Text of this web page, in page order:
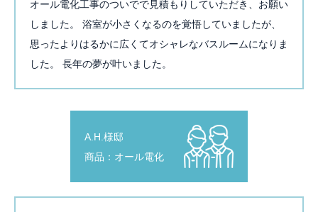
オール電化工事のついでで見積もりしていただき、お願い
しました。 浴室が小さくなるのを覚悟していましたが、
思ったよりはるかに広くてオシャレなバスルームになりま
した。 長年の夢が叶いました。
A.H.様邸
商品：オール電化